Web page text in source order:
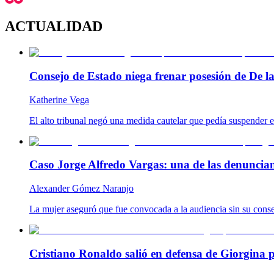
ACTUALIDAD
Consejo de Estado niega frenar posesión de De
Katherine Vega
El alto tribunal negó una medida cautelar que pedía suspender
Caso Jorge Alfredo Vargas: una de las
Alexander Gómez Naranjo
La mujer aseguró que fue convocada a la audiencia sin su
Cristiano Ronaldo salió en defensa de Giorgina